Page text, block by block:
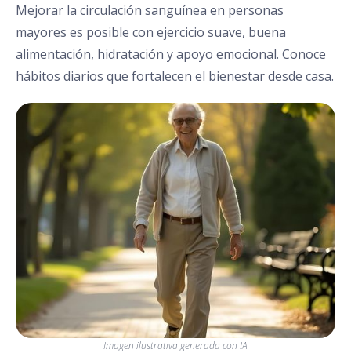
Mejorar la circulación sanguínea en personas
mayores es posible con ejercicio suave, buena
alimentación, hidratación y apoyo emocional. Conoce
hábitos diarios que fortalecen el bienestar desde casa.
Imagen ilustrativa generada con IA